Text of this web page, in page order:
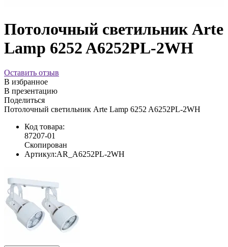
Потолочный светильник Arte
Lamp 6252 A6252PL-2WH
Оставить отзыв
В избранное
В презентацию
Поделиться
Потолочный светильник Arte Lamp 6252 A6252PL-2WH
Код товара:
87207-01
Скопирован
Артикул:AR_A6252PL-2WH